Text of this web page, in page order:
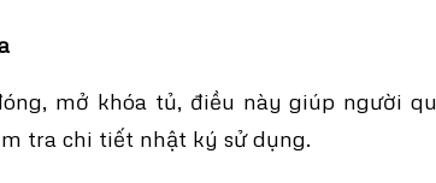
mở khóa tủ, điều này giúp người
tra chi tiết nhật ký sử dụng.